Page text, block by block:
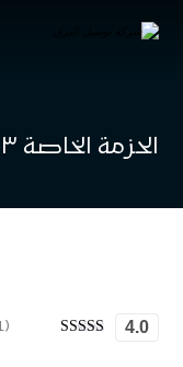
الحزمة الخاصة ٣
4.0 (1 تقييم)